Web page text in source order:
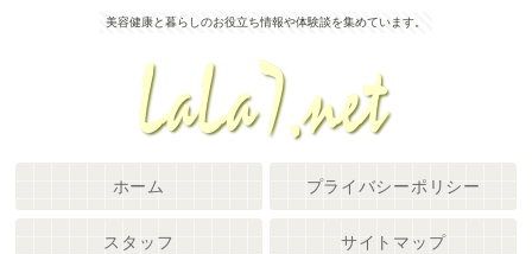
美容健康と暮らしのお役立ち情報や体験談を集めています。
ホーム プライバシーポリシー
スタッフ サイトマップ